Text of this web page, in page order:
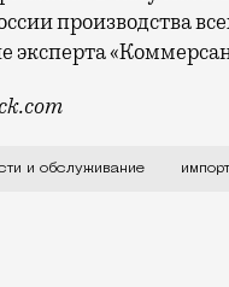
производства
эксперта
компания решила
и обслуживание